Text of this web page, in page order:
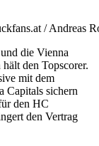
/ Andreas
die Vienna
den Topscorer.
mit dem
Capitals sichern
den HC
den Vertrag